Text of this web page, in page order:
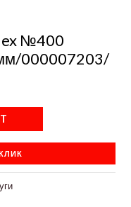
№400
000007203/